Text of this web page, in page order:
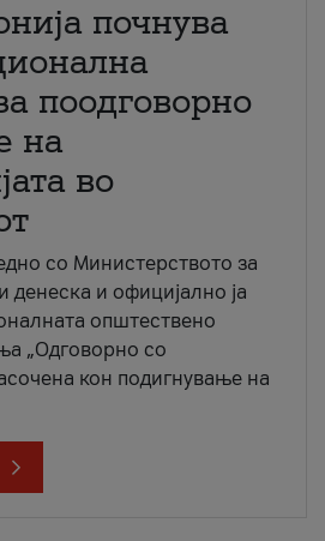
почнува
поодговорно
на
во
со Министерството за
денеска и официјално ја
општествено
„Одговорно со
кон подигнување на